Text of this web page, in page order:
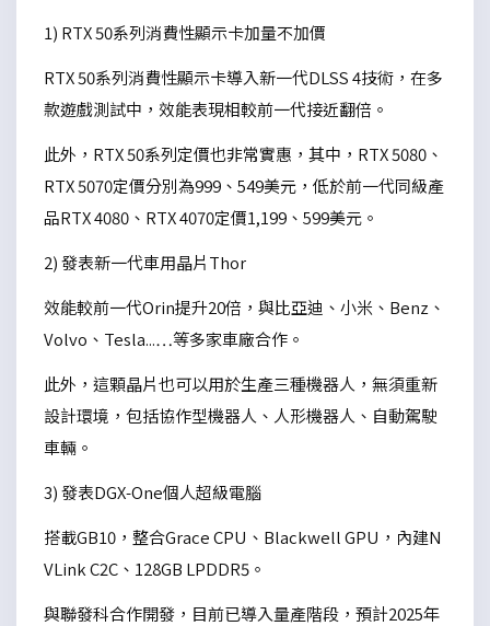
1) RTX 50系列消費性顯示卡加量不加價
RTX 50系列消費性顯示卡導入新一代DLSS 4技術，在多
款遊戲測試中，效能表現相較前一代接近翻倍。
此外，RTX 50系列定價也非常實惠，其中，RTX 5080、
RTX 5070定價分別為999、549美元，低於前一代同級產
品RTX 4080、RTX 4070定價1,199、599美元。
2) 發表新一代車用晶片Thor
效能較前一代Orin提升20倍，與比亞迪、小米、Benz、
Volvo、Tesla...…等多家車廠合作。
此外，這顆晶片也可以用於生產三種機器人，無須重新
設計環境，包括協作型機器人、人形機器人、自動駕駛
車輛。
3) 發表DGX-One個人超級電腦
搭載GB10，整合Grace CPU、Blackwell GPU，內建N
VLink C2C、128GB LPDDR5。
與聯發科合作開發，目前已導入量產階段，預計2025年